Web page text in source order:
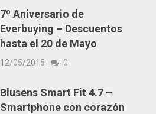
7º Aniversario de
Everbuying – Descuentos
hasta el 20 de Mayo
12/05/2015 0
Blusens Smart Fit 4.7 –
Smartphone con corazón